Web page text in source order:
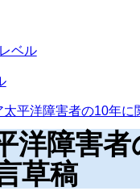
ベル
平洋障害者の10年
洋障害
草稿